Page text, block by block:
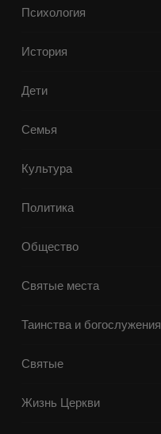
Психология
История
Дети
Семья
Культура
Политика
Общество
Святые места
Таинства и богослужения
Святые
Жизнь Церкви